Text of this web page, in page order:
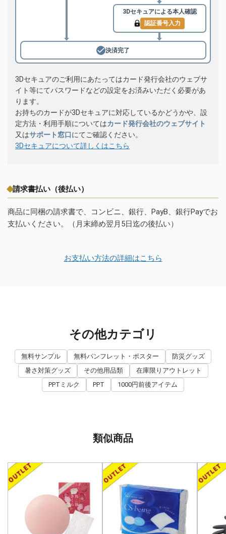
3Dセキュアによる本人確認
認証番号入力
決済完了
3Dセキュアのご利用にあたってはカード発行会社のウェブサ
イト等にてパスワードなどの設定をお済みいただく必要があ
ります。
お持ちのカードが3Dセキュアに対応しているかどうかや、設
定方法・利用手順についてはカード発行会社のウェブサイト
又はサポート窓口にてご確認ください。
3Dセキュアについて詳しくはこちら
請求書払い（後払い）
商品に同梱の請求書で、コンビニ、銀行、PayB、銀行Payでお
支払いください。（月末締め翌月5日迄の後払い）
お支払い方法の詳細はこちら
その他カテゴリ
無料サンプル 無料パンフレット・ポスター
防災グッズ
暑さ対策グッズ
その他用品類
在庫限りアウトレット
PPTミルク
PPT 1000円前後アイテム
類似商品